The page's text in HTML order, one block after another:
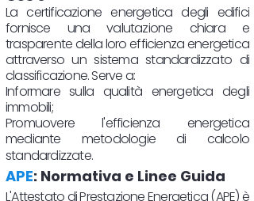
La certificazione energetica degli edifici
fornisce una valutazione chiara e
trasparente della loro efficienza energetica
attraverso un sistema standardizzato di
classificazione. Serve a:
Informare sulla qualità energetica degli
immobili;
Promuovere l'efficienza energetica
mediante metodologie di calcolo
standardizzate.
APE: Normativa e Linee Guida
L'Attestato di Prestazione Energetica (APE) è